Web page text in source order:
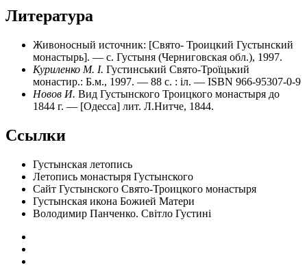
Литература
Живоносный источник: [Свято- Троицкий Густынский
монастырь]. — с. Густыня (Черниговская обл.), 1997.
Куриленко М. І. Густинський Свято-Троїцький
монастир.: Б.м., 1997. — 88 с. : іл. — ISBN 966-95307-0-9
Новов И. Вид Густынского Троицкого монастыря до
1844 г. — [Одесса] лит. Л.Нитче, 1844.
Ссылки
Густынская летопись
Летопись монастыря Густынского
Сайт Густынского Свято-Троицкого монастыря
Густынская икона Божией Матери
Володимир Панченко. Свiтло Густинi